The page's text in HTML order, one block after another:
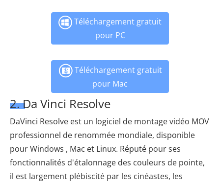
Téléchargement gratuit
pour PC
Téléchargement gratuit
pour Mac
2. Da Vinci Resolve
DaVinci Resolve est un logiciel de montage vidéo MOV
professionnel de renommée mondiale, disponible
pour Windows , Mac et Linux. Réputé pour ses
fonctionnalités d'étalonnage des couleurs de pointe,
il est largement plébiscité par les cinéastes, les